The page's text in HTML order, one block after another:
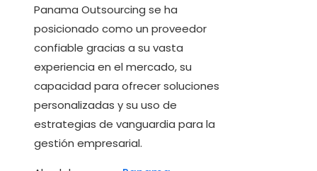
Panama Outsourcing se ha
posicionado como un proveedor
confiable gracias a su vasta
experiencia en el mercado, su
capacidad para ofrecer soluciones
personalizadas y su uso de
estrategias de vanguardia para la
gestión empresarial.